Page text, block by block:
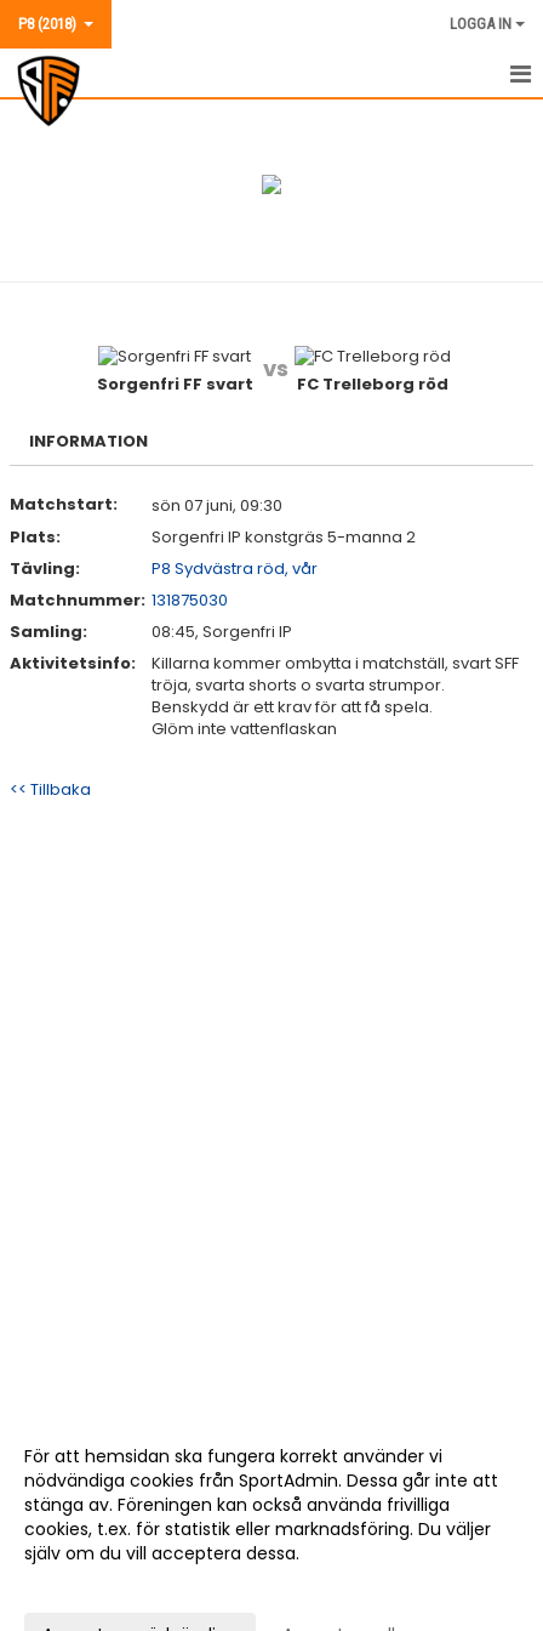
P8 (2018) LOGGA IN
P8 (2018)
BILDGALLERI
KONTAKT
Sorgenfri FF svart
vs
FC Trelleborg röd
INFORMATION
Matchstart:
sön 07 juni, 09:30
Plats:
Sorgenfri IP konstgräs 5-manna 2
Tävling:
P8 Sydvästra röd, vår
Matchnummer: 131875030
Samling:
08:45, Sorgenfri IP
Aktivitetsinfo:
Killarna kommer ombytta i matchställ, svart SFF
tröja, svarta shorts o svarta strumpor.
Benskydd är ett krav för att få spela.
Glöm inte vattenflaskan
<< Tillbaka
För att hemsidan ska fungera korrekt använder vi
nödvändiga cookies från SportAdmin. Dessa går inte att
stänga av. Föreningen kan också använda frivilliga
cookies, t.ex. för statistik eller marknadsföring. Du väljer
själv om du vill acceptera dessa.